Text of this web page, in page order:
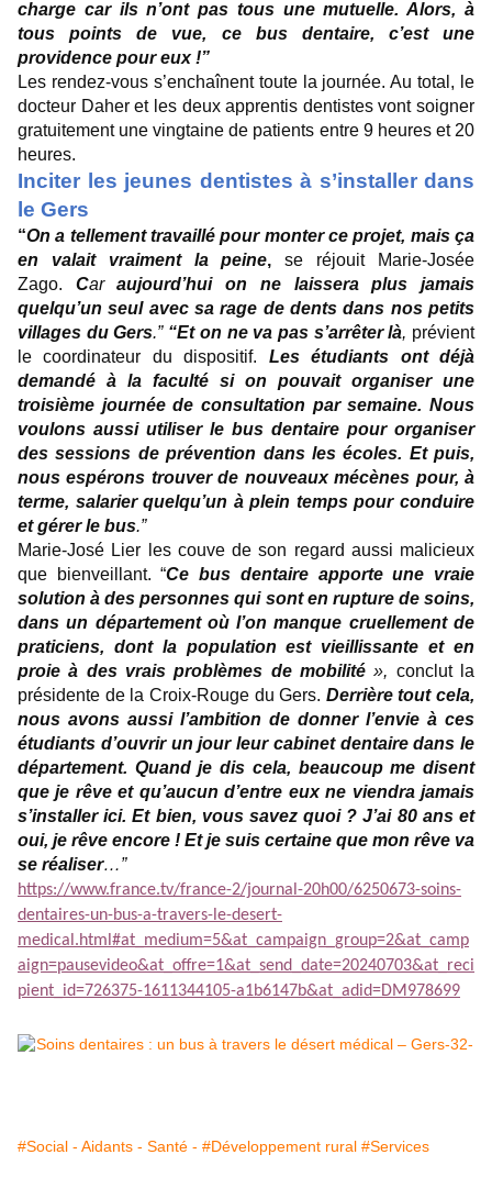
charge car ils n’ont pas tous une mutuelle. Alors, à
tous points de vue, ce bus dentaire, c’est une
providence pour eux !”
Les rendez-vous s’enchaînent toute la journée. Au total, le
docteur Daher et les deux apprentis dentistes vont soigner
gratuitement une vingtaine de patients entre 9 heures et 20
heures.
Inciter les jeunes dentistes à s’installer dans
le Gers
“On a tellement travaillé pour monter ce projet, mais ça
en valait vraiment la peine, se réjouit Marie-Josée
Zago. Car
aujourd’hui on ne laissera plus jamais
quelqu’un seul avec sa rage de dents dans nos petits
villages du Gers.” “Et on ne va pas s’arrêter là, prévient
le coordinateur du dispositif. Les étudiants ont déjà
demandé à la faculté si on pouvait organiser une
troisième journée de consultation par semaine. Nous
voulons aussi utiliser le bus dentaire pour organiser
des sessions de prévention dans les écoles. Et puis,
nous espérons trouver de nouveaux mécènes pour, à
terme, salarier quelqu’un à plein temps pour conduire
et gérer le bus.”
Marie-José Lier les couve de son regard aussi malicieux
que bienveillant. “Ce bus dentaire apporte une vraie
solution à des personnes qui sont en rupture de soins,
dans un département où l’on manque cruellement de
praticiens, dont la population est vieillissante et en
proie à des vrais problèmes de mobilité», conclut la
présidente de la Croix-Rouge du Gers. Derrière tout cela,
nous avons aussi l’ambition de donner l’envie à ces
étudiants d’ouvrir un jour leur cabinet dentaire dans le
département. Quand je dis cela, beaucoup me disent
que je rêve et qu’aucun d’entre eux ne viendra jamais
s’installer ici. Et bien, vous savez quoi ? J’ai 80 ans et
oui, je rêve encore ! Et je suis certaine que mon rêve va
se réaliser…”
https://www.france.tv/france-2/journal-20h00/6250673-soins-
dentaires-un-bus-a-travers-le-desert-
medical.html#at_medium=5&at_campaign_group=2&at_camp
aign=pausevideo&at_offre=1&at_send_date=20240703&at_reci
pient_id=726375-1611344105-a1b6147b&at_adid=DM978699
#Social - Aidants - Santé - #Développement rural #Services